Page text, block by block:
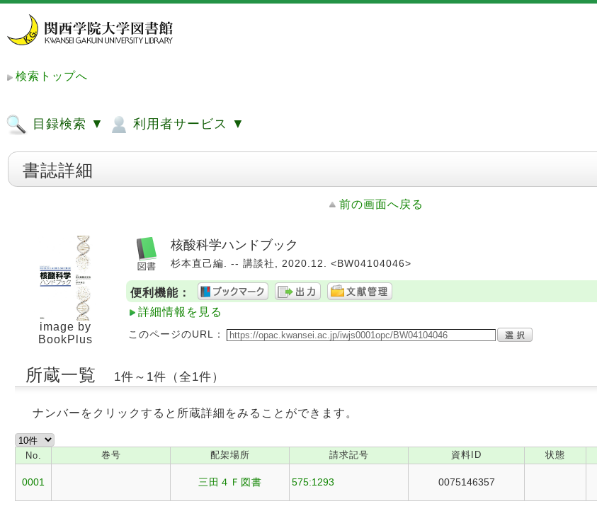
検索トップへ
目録検索 ▼ 利用者サービス ▼
書誌詳細
前の画面へ戻る
image by
BookPlus
核酸科学ハンドブック
杉本直己編. -- 講談社, 2020.12. <BW04104046>
便利機能：
詳細情報を見る
このページのURL：
所蔵一覧 1件～1件（全1件）
ナンバーをクリックすると所蔵詳細をみることができます。
No. 巻号 配架場所 請求記号 資料ID 状態
0001 三田４Ｆ図書 575:1293 0075146357